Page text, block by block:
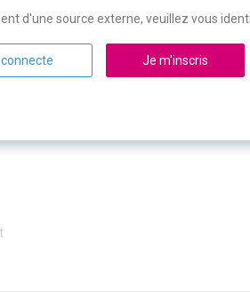
d'une source externe, veuillez vous
Je m'inscris